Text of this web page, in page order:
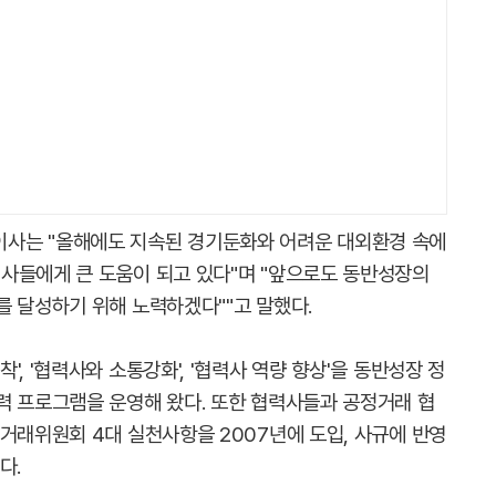
는 "올해에도 지속된 경기둔화와 어려운 대외환경 속에
들에게 큰 도움이 되고 있다"며 "앞으로도 동반성장의
달성하기 위해 노력하겠다""고 말했다.
'협력사와 소통강화', '협력사 역량 향상'을 동반성장 정
프로그램을 운영해 왔다. 또한 협력사들과 공정거래 협
래위원회 4대 실천사항을 2007년에 도입, 사규에 반영
.